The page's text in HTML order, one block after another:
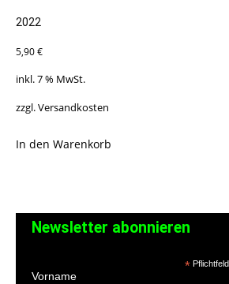
2022
5,90€
inkl. 7 % MwSt.
zzgl.Versandkosten
In den Warenkorb
Newsletter abonnieren
*Pflichtfeld
Vorname